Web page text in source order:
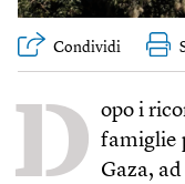
Condividi
D opo i
famiglie
Gaza,